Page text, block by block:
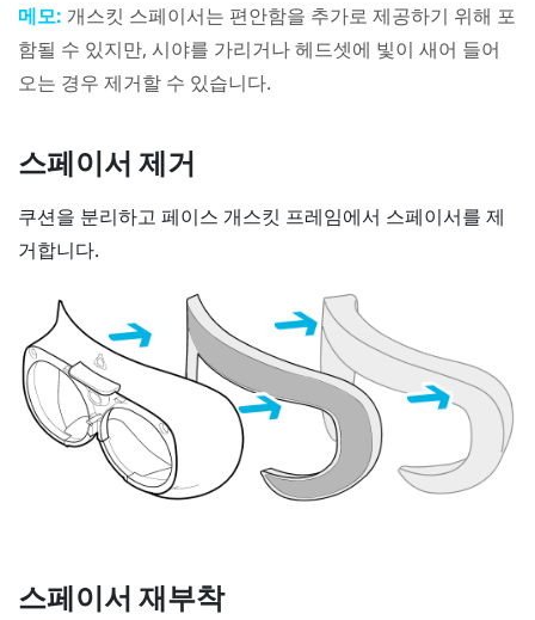
메모: 개스킷 스페이서는 편안함을 추가로 제공하기 위해 포
함될 수 있지만, 시야를 가리거나 헤드셋에 빛이 새어 들어
오는 경우 제거할 수 있습니다.
스페이서 제거
쿠션을 분리하고 페이스 개스킷 프레임에서 스페이서를 제
거합니다.
스페이서 재부착